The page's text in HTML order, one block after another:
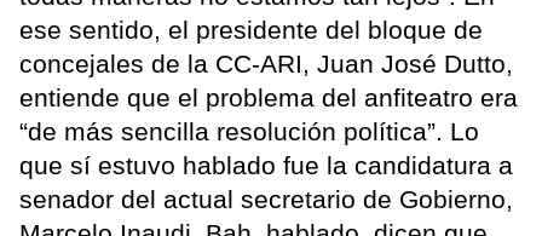
ese sentido, el presidente del bloque de
concejales de la CC-ARI, Juan José Dutto,
entiende que el problema del anfiteatro era
“de más sencilla resolución política”. Lo
que sí estuvo hablado fue la candidatura a
senador del actual secretario de Gobierno,